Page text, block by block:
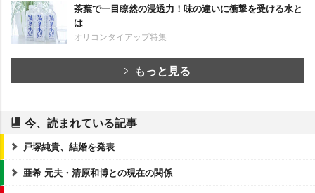
茶葉で一目瞭然の浸透力！味の違いに衝撃を受ける水と
は
オリコンタイアップ特集
もっと見る
今、読まれている記事
戸塚純貴、結婚を発表
亜希 元夫・清原和博との現在の関係